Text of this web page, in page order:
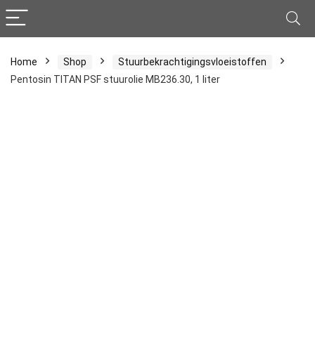
Home Shop
Stuurbekrachtigingsvloeistoffen
Pentosin TITAN PSF stuurolie MB236.30, 1 liter